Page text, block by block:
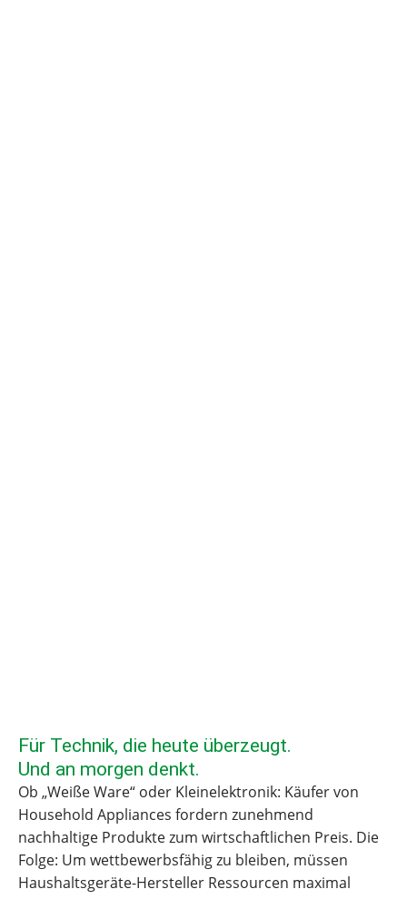
Für Technik, die heute überzeugt.
Und an morgen denkt.
Ob „Weiße Ware“ oder Kleinelektronik: Käufer von
Household Appliances fordern zunehmend
nachhaltige Produkte zum wirtschaftlichen Preis. Die
Folge: Um wettbewerbsfähig zu bleiben, müssen
Haushaltsgeräte-Hersteller Ressourcen maximal